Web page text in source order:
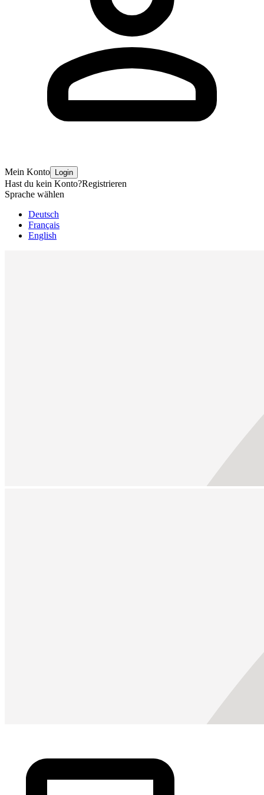
Mein Konto Login
Hast du kein Konto?Registrieren
Sprache wählen
Deutsch
Français
English